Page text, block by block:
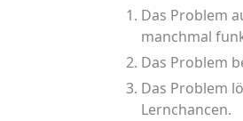
Das Problem
manchmal
Das Problem
Das Problem
Lernchancen.